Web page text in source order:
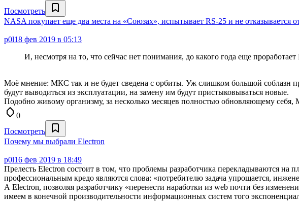
Посмотреть
NASA покупает еще два места на «Союзах», испытывает RS-25 и не отказывается
p0l18 фев 2019 в 05:13
И, несмотря на то, что сейчас нет понимания, до какого года еще
Моё мнение: МКС так и не будет сведена с орбиты. Уж слишком большой соблазн
будут выводиться из эксплуатации, на замену им будут пристыковываться новые.
Подобно живому организму, за несколько месяцев полностью обновляющему
0
Посмотреть
Почему мы выбрали Electron
p0l16 фев 2019 в 18:49
Прелесть Electron состоит в том, что проблемы разработчика перекладываются
профессиональным кредо являются слова: «потребителю задача упрощается,
А Electron, позволяя разработчику «перенести наработки из web почти без
имеем в конечной производительности информационных систем того